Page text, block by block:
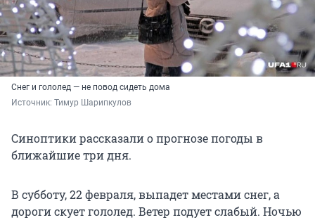
Снег и гололед — не повод сидеть дома
Источник: Тимур Шарипкулов
Синоптики рассказали о прогнозе погоды в
ближайшие три дня.
В субботу, 22 февраля, выпадет местами снег, а
дороги скует гололед. Ветер подует слабый. Ночью